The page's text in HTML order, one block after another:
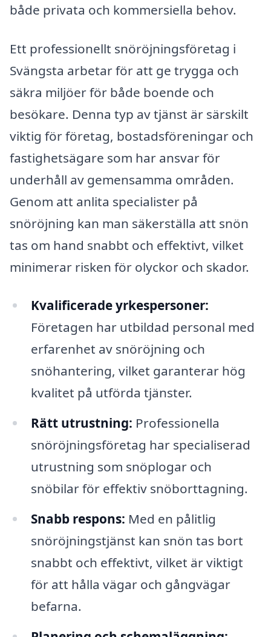
både privata och kommersiella behov.
Ett professionellt snöröjningsföretag i
Svängsta arbetar för att ge trygga och
säkra miljöer för både boende och
besökare. Denna typ av tjänst är särskilt
viktig för företag, bostadsföreningar och
fastighetsägare som har ansvar för
underhåll av gemensamma områden.
Genom att anlita specialister på
snöröjning kan man säkerställa att snön
tas om hand snabbt och effektivt, vilket
minimerar risken för olyckor och skador.
Kvalificerade yrkespersoner:
Företagen har utbildad personal med
erfarenhet av snöröjning och
snöhantering, vilket garanterar hög
kvalitet på utförda tjänster.
Rätt utrustning: Professionella
snöröjningsföretag har specialiserad
utrustning som snöplogar och
snöbilar för effektiv snöborttagning.
Snabb respons: Med en pålitlig
snöröjningstjänst kan snön tas bort
snabbt och effektivt, vilket är viktigt
för att hålla vägar och gångvägar
befarna.